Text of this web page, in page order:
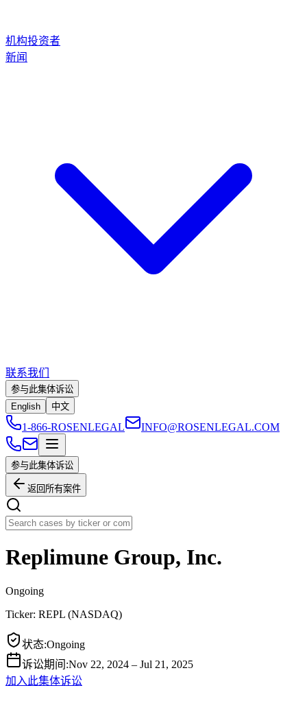
机构投资者
新闻
联系我们
参与此集体诉讼
English
中文
1-866-ROSENLEGAL INFO@ROSENLEGAL.COM
参与此集体诉讼
返回所有案件
Replimune Group, Inc.
Ongoing
Ticker: REPL (NASDAQ)
状态:Ongoing
诉讼期间 :Nov 22, 2024 – Jul 21, 2025
加入此集体诉讼